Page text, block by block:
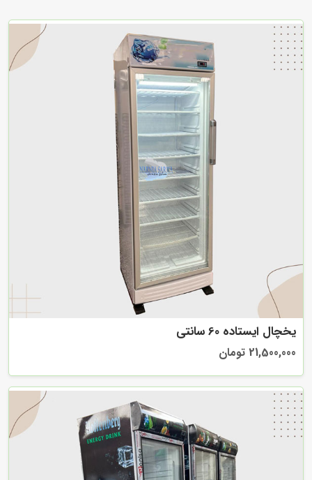
یخچال ایستاده 60 سانتی
21,500,000 تومان